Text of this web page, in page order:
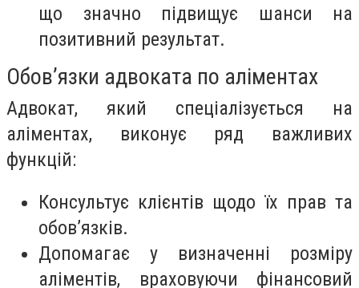
що значно підвищує шанси на
позитивний результат.
Обов’язки адвоката по аліментах
Адвокат, який спеціалізується на
аліментах, виконує ряд важливих
функцій:
Консультує клієнтів щодо їх прав та
обов’язків.
Допомагає у визначенні розміру
аліментів, враховуючи фінансовий